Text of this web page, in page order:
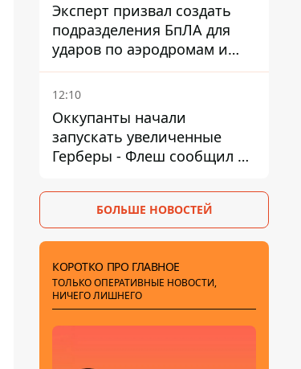
Эксперт призвал создать
подразделения БпЛА для
ударов по аэродромам и
составам КАБ врага
12:10
Оккупанты начали
запускать увеличенные
Герберы - Флеш сообщил о
БОЛЬШЕ НОВОСТЕЙ
КОРОТКО ПРО ГЛАВНОЕ
ТОЛЬКО ОПЕРАТИВНЫЕ НОВОСТИ,
НИЧЕГО ЛИШНЕГО